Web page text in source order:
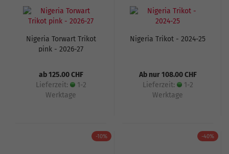
Nigeria Torwart Trikot
pink - 2026-27
ab 125.00 CHF
Lieferzeit:
1-2
Werktage
Nigeria Trikot - 2024-25
Ab nur 108.00 CHF
Lieferzeit:
1-2
Werktage
-10% -40%